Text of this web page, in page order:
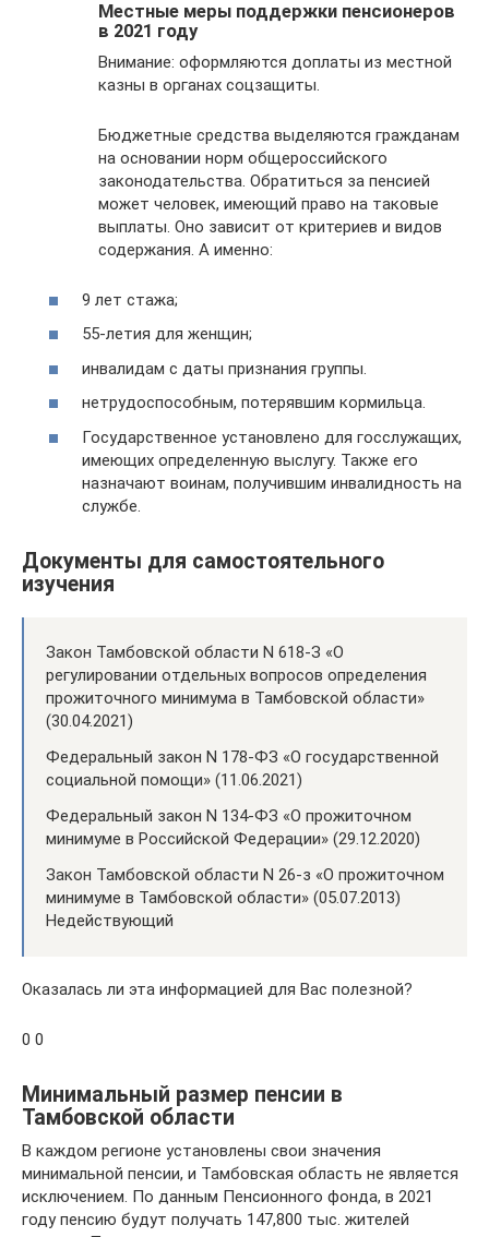
Местные меры поддержки пенсионеров
в 2021 году
Внимание: оформляются доплаты из местной
казны в органах соцзащиты.
Бюджетные средства выделяются гражданам
на основании норм общероссийского
законодательства. Обратиться за пенсией
может человек, имеющий право на таковые
выплаты. Оно зависит от критериев и видов
содержания. А именно:
9 лет стажа;
55-летия для женщин;
инвалидам с даты признания группы.
нетрудоспособным, потерявшим кормильца.
Государственное установлено для госслужащих,
имеющих определенную выслугу. Также его
назначают воинам, получившим инвалидность на
службе.
Документы для самостоятельного
изучения
Закон Тамбовской области N 618-З «О
регулировании отдельных вопросов определения
прожиточного минимума в Тамбовской области»
(30.04.2021)
Федеральный закон N 178-ФЗ «О государственной
социальной помощи» (11.06.2021)
Федеральный закон N 134-ФЗ «О прожиточном
минимуме в Российской Федерации» (29.12.2020)
Закон Тамбовской области N 26-з «О прожиточном
минимуме в Тамбовской области» (05.07.2013)
Недействующий
Оказалась ли эта информацией для Вас полезной?
0 0
Минимальный размер пенсии в
Тамбовской области
В каждом регионе установлены свои значения
минимальной пенсии, и Тамбовская область не является
исключением. По данным Пенсионного фонда, в 2021
году пенсию будут получать 147,800 тыс. жителей